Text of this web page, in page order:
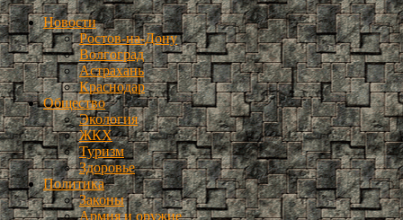
Новости
Ростов-на-Дону
Волгоград
Астрахань
Краснодар
Общество
Экология
ЖКХ
Туризм
Здоровье
Политика
Законы
Армия и оружие